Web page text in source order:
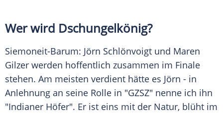
Wer wird Dschungelkönig?
Siemoneit-Barum: Jörn Schlönvoigt und Maren
Gilzer werden hoffentlich zusammen im Finale
stehen. Am meisten verdient hätte es Jörn - in
Anlehnung an seine Rolle in "GZSZ" nenne ich ihn
"Indianer Höfer". Er ist eins mit der Natur, blüht im